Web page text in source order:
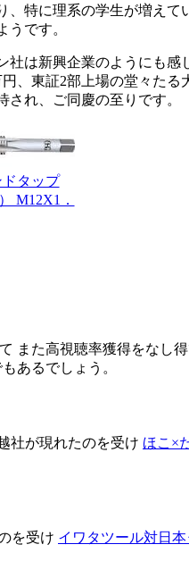
特に理系の学生が増え
です。
は新興企業のようにも
、東証2部上場の堂々た
れ、ご同慶の至りです。
ドタップ
M12X1．
た高視聴率獲得をなし
あるでしょう。
社が現れたのを受け ほこ×
を受け イワタツール対日